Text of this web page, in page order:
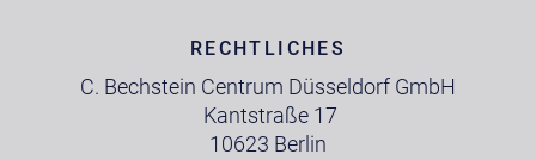
RECHTLICHES
C. Bechstein Centrum Düsseldorf GmbH
Kantstraße 17
10623 Berlin